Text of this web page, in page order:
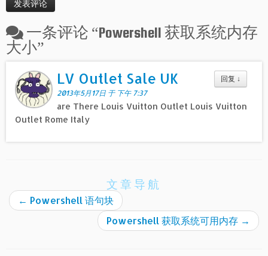
一条评论 “Powershell 获取系统内存
大小”
回复 ↓
LV Outlet Sale UK
2013年5月17日 于 下午 7:37
are There Louis Vuitton Outlet Louis Vuitton
Outlet Rome Italy
文章导航
← Powershell 语句块
Powershell 获取系统可用内存 →